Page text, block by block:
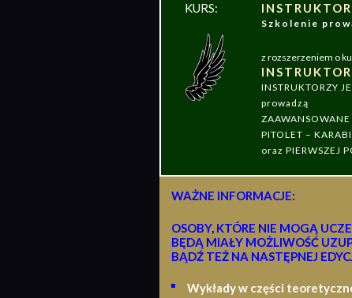
KURS:
Szkolenie
z rozszerzeniem o
INSTRUKTORZY
prowadzą
PITOLET –
oraz PIERWSZEJ
WAŻNE INFORMACJE:
OSOBY, KTÓRE NIE MOGĄ
BĘDĄ MIAŁY MOŻLIWOŚĆ
BĄDŹ TEŻ NA NASTĘPNEJ
Wykłady w części